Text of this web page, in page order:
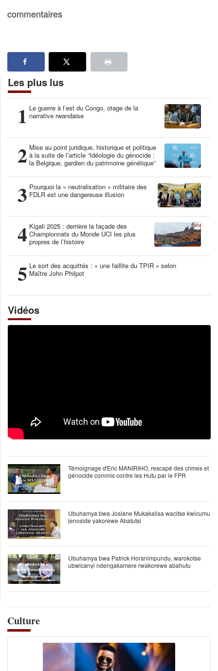
commentaires
Les plus lus
1 Le guerre à l’est du Congo, otage de la
narrative rwandaise
2 Mise au point juridique, historique et politique
à la suite de l’article “Idéologie du génocide :
la Belgique, gardien du patrimoine génétique”
3 Pourquoi la « neutralisation » militaire des
FDLR est une dangereuse illusion
4 Kigali 2025 : derrière la façade des
Championnats du Monde UCI les plus
propres de l’histoire
5 Le sort des acquittés : « une faillite du TPIR » selon
Maître John Philpot
Vidéos
Témoignage d'Eric MANIRIHO, rescapé des crimes et
génocide commis contre les Hutu par le FPR
Ubuhamya bwa Josiane Mukakalisa wacitse kwicumu
jenoside yakorewe Abatutsi
Ubuhamya bwa Patrick Horanimpundu, warokotse
ubwicanyi ndengakamere rwakorewe abahutu
Culture